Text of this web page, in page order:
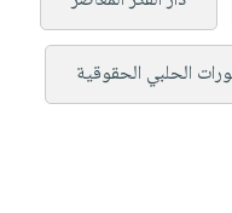
الحلبي الحقوقية